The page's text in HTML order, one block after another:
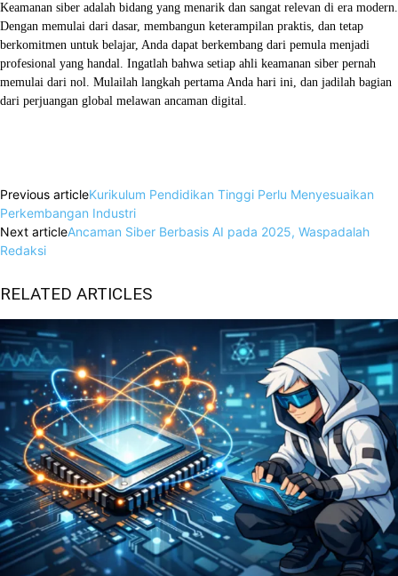
Keamanan siber adalah bidang yang menarik dan sangat relevan di era modern.
Dengan memulai dari dasar, membangun keterampilan praktis, dan tetap
berkomitmen untuk belajar, Anda dapat berkembang dari pemula menjadi
profesional yang handal. Ingatlah bahwa setiap ahli keamanan siber pernah
memulai dari nol. Mulailah langkah pertama Anda hari ini, dan jadilah bagian
dari perjuangan global melawan ancaman digital.
Previous articleKurikulum Pendidikan Tinggi Perlu Menyesuaikan
Perkembangan Industri
Next articleAncaman Siber Berbasis AI pada 2025, Waspadalah
Redaksi
RELATED ARTICLES